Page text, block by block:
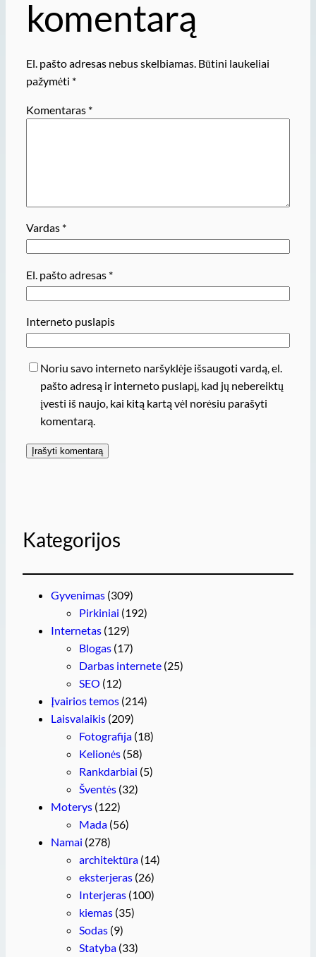
komentarą
El. pašto adresas nebus skelbiamas. Būtini laukeliai
pažymėti *
Komentaras *
Vardas *
El. pašto adresas *
Interneto puslapis
Noriu savo interneto naršyklėje išsaugoti vardą, el.
pašto adresą ir interneto puslapį, kad jų nebereiktų
įvesti iš naujo, kai kitą kartą vėl norėsiu parašyti
komentarą.
Kategorijos
Gyvenimas (309)
Pirkiniai (192)
Internetas (129)
Blogas (17)
Darbas internete (25)
SEO (12)
Įvairios temos (214)
Laisvalaikis (209)
Fotografija (18)
Kelionės (58)
Rankdarbiai (5)
Šventės (32)
Moterys (122)
Mada (56)
Namai (278)
architektūra (14)
eksterjeras (26)
Interjeras (100)
kiemas (35)
Sodas (9)
Statyba (33)